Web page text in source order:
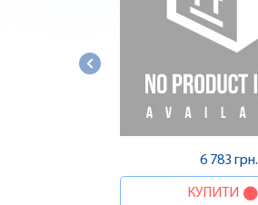
6 783 грн.
КУПИТИ